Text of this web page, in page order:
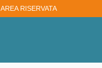
AREA RISERVATA